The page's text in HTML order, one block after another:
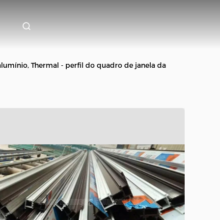
Thermal - perfil do quadro de janela da